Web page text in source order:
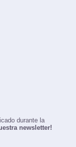
durante la
newsletter!